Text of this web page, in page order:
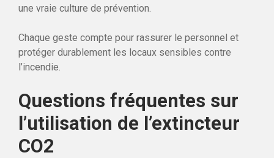
une vraie culture de prévention.
Chaque geste compte pour rassurer le personnel et
protéger durablement les locaux sensibles contre
l’incendie.
Questions fréquentes sur
l’utilisation de l’extincteur
CO2